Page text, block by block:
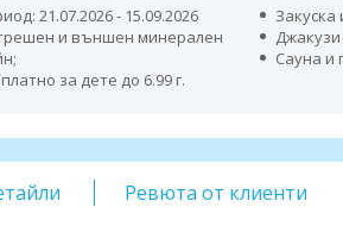
21.07.2026 - 15.09.2026
Закуска
и външен минерален
Сауна и
за дете до 6.99 г.
Ревюта от клиенти